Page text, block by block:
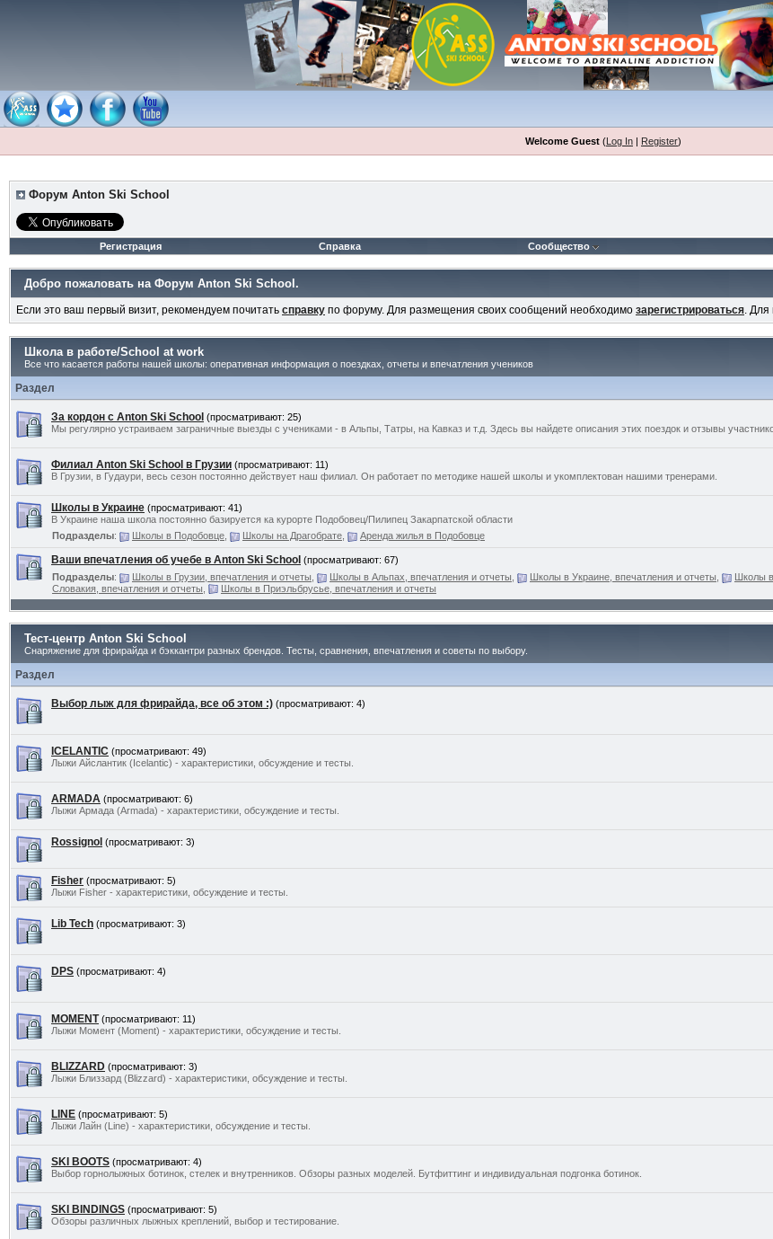
Welcome Guest (Log In | Register)
Форум Anton Ski School
Регистрация Справка Сообщество
Добро пожаловать на Форум Anton Ski School.
Если это ваш первый визит, рекомендуем почитать справку по форуму. Для размещения своих сообщений необходимо зарегистрироваться. Для
Школа в работе/School at work
Все что касается работы нашей школы: оперативная информация о поездках, отчеты и впечатления учеников
Раздел
За кордон с Anton Ski School (просматривают: 25)
Мы регулярно устраиваем заграничные выезды с учениками - в Альпы, Татры, на Кавказ и т.д. Здесь вы найдете описания этих поездок и отзывы
Филиал Anton Ski School в Грузии (просматривают: 11)
В Грузии, в Гудаури, весь сезон постоянно действует наш филиал. Он работает по методике нашей школы и укомплектован нашими тренерами.
Школы в Украине (просматривают: 41)
В Украине наша школа постоянно базируется ка курорте Подобовец/Пилипец Закарпатской области
Подразделы: Школы в Подобовце Школы на Драгобрате Аренда жилья в Подобовце
Ваши впечатления об учебе в Anton Ski School (просматривают: 67)
Подразделы: Школы в Грузии, впечатления и отчеты Школы в Альпах, впечатления и отчеты Школы в Украине, впечатления и отчеты
Школы в
Словакия, впечатления и отчеты
Школы в Приэльбрусье, впечатления и отчеты
Тест-центр Anton Ski School
Снаряжение для фрирайда и бэккантри разных брендов. Тесты, сравнения, впечатления и советы по выбору.
Раздел
Выбор лыж для фрирайда, все об этом :) (просматривают: 4)
ICELANTIC (просматривают: 49)
Лыжи Айслантик (Icelantic) - характеристики, обсуждение и тесты.
ARMADA (просматривают: 6)
Лыжи Армада (Armada) - характеристики, обсуждение и тесты.
Rossignol (просматривают: 3)
Fisher (просматривают: 5)
Лыжи Fisher - характеристики, обсуждение и тесты.
Lib Tech (просматривают: 3)
DPS (просматривают: 4)
MOMENT (просматривают: 11)
Лыжи Момент (Moment) - характеристики, обсуждение и тесты.
BLIZZARD (просматривают: 3)
Лыжи Близзард (Blizzard) - характеристики, обсуждение и тесты.
LINE (просматривают: 5)
Лыжи Лайн (Line) - характеристики, обсуждение и тесты.
SKI BOOTS (просматривают: 4)
Выбор горнолыжных ботинок, стелек и внутренников. Обзоры разных моделей. Бутфиттинг и индивидуальная подгонка ботинок.
SKI BINDINGS (просматривают: 5)
Обзоры различных лыжных креплений, выбор и тестирование.